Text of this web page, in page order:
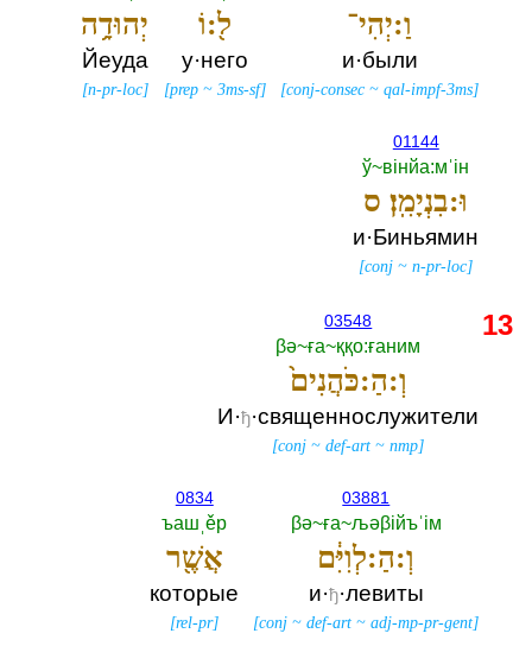
וַ:יְהִי־
и·были
[conj-consec ~qal-impf-3ms]
ל֖:וֹ
у·него
[prep ~3ms-sf]
יְהוּדָ֥ה
Йеуда
[n-pr-loc]
01144
ў~вiнйа:мˈiн
וּ:בִנְיָמִֽן׃ ס
и·Биньямин
[conj ~n-pr-loc]
03548
βә~ға~ққо:ғаним
וְ:הַ:כֹּהֲנִים֙
И·ђ·священнослужители
[conj ~def-art ~nmp]
03881
βә~ға~љәβiйъˈiм
וְ:הַ:לְוִיִּ֔ם
и·ђ·левиты
[conj ~def-art ~adj-mp-pr-gent]
0834
ъашˌěр
אֲשֶׁ֖ר
которые
[rel-pr]
13